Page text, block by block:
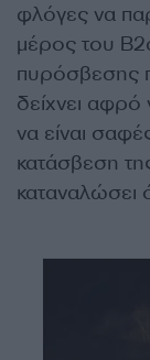
φλόγες να
μέρος του
πυρόσβεσης
δείχνει αφρό
να είναι
κατάσβεση
καταναλώσει